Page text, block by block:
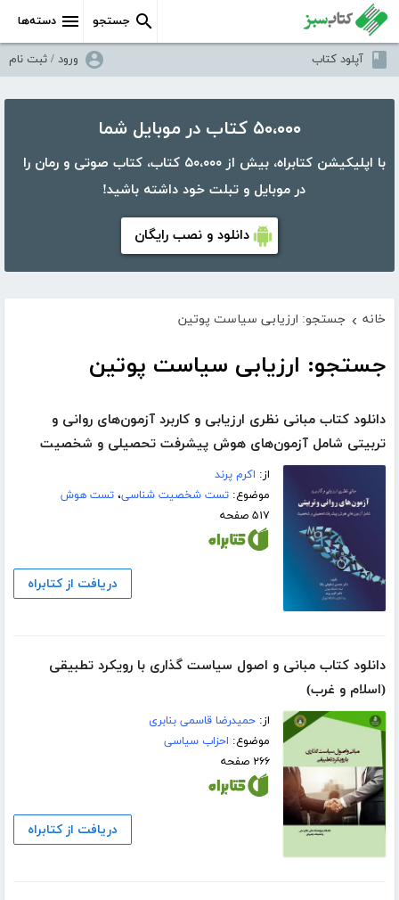
دسته‌ها جستجو
آپلود کتاب ورود / ثبت نام
۵۰،۰۰۰ کتاب در موبایل شما
با اپلیکیشن کتابراه، بیش از ۵۰،۰۰۰ کتاب، کتاب صوتی و رمان را
در موبایل و تبلت خود داشته باشید!
دانلود و نصب رایگان
خانه › جستجو: ارزیابی سیاست پوتین
جستجو: ارزیابی سیاست پوتین
دانلود کتاب مبانی نظری ارزیابی و کاربرد آزمون‌های روانی و
تربیتی شامل آزمون‌های هوش پیشرفت تحصیلی و شخصیت
از: اکرم پرند
موضوع:تست شخصیت شناسی،تست هوش
۵۱۷ صفحه
دریافت از کتابراه
دانلود کتاب مبانی و اصول سیاست گذاری با رویکرد تطبیقی
(اسلام و غرب)
از:حمیدرضا قاسمی بنابری
موضوع: احزاب سیاسی
۲۶۶ صفحه
دریافت از کتابراه